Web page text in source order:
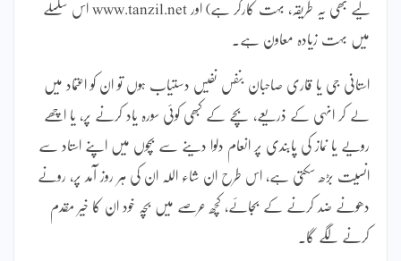
لیے بھی یہ طریقہ، بہت کارگر ہے) اور www.tanzil.net اس سلسلے
میں بہت زیادہ معاون ہے۔
استانی جی یا قاری صاحبان بنفس نفیس دستیاب ہوں تو ان کو اعتماد میں
لے کر انہی کے ذریعے، بچے کے کبھی کوئی سورہ یاد کرنے پر، یا اچھے
رویے یا نماز کی پابندی پر انعام دلوا دینے سے بچوں میں اپنے استاد سے
انسیت بڑھ سکتی ہے، اس طرح ان شاء اللہ ان کی ہر روز آمد پر، رونے
دھونے ضد کرنے کے بجائے، کچھ عرصے میں بچہ خود ان کا خیر مقدم
کرنے لگے گا۔